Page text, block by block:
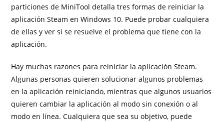
particiones de MiniTool detalla tres formas de reiniciar la
aplicación Steam en Windows 10. Puede probar cualquiera
de ellas y ver si se resuelve el problema que tiene con la
aplicación.
Hay muchas razones para reiniciar la aplicación Steam.
Algunas personas quieren solucionar algunos problemas
en la aplicación reiniciando, mientras que algunos usuarios
quieren cambiar la aplicación al modo sin conexión o al
modo en línea. Cualquiera que sea su objetivo, puede